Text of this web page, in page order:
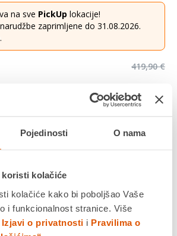
Pojedinosti O nama
koristi kolačiće
kolačiće kako bi poboljšao Vaše
i funkcionalnost stranice. Više
Izjavi o privatnosti i Pravilima o
na sve PickUp lokacije!
zaprimljene do 31.08.2026.
.
419,90 €
409,90 €
2.0, WiFi, Mreža, NFC, kapacitet do 250
TN248BK (1.000 str),
preuzimanju, Internet bankarstvom, karticama
unutar 14 dana